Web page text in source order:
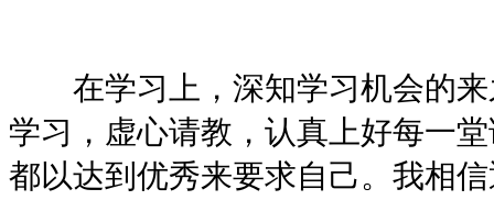
在学习上，深知学习机会的来
学习，虚心请教，认真上好每一
都以达到优秀来要求自己。我相